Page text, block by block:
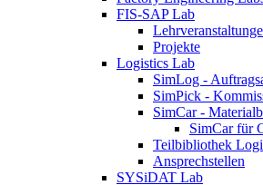
FIS-SAP Lab
Projekte
Logistics Lab
SimLog -
SimPick -
SimCar -
SimCar für
Teilbibliothek
Ansprechstellen
SYSiDAT Lab